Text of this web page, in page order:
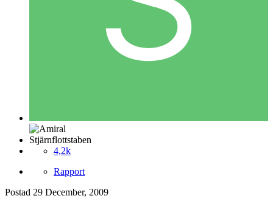
Stjärnflottstaben
4,2k
Rapport
Postad 29 December, 2009